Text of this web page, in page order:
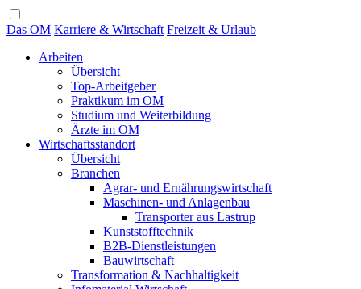
Das OM Karriere & Wirtschaft Freizeit & Urlaub
Arbeiten
Übersicht
Top-Arbeitgeber
Praktikum im OM
Studium und Weiterbildung
Ärzte im OM
Wirtschaftsstandort
Übersicht
Branchen
Agrar- und Ernährungswirtschaft
Maschinen- und Anlagenbau
Transporter aus Lastrup
Kunststofftechnik
B2B-Dienstleistungen
Bauwirtschaft
Transformation & Nachhaltigkeit